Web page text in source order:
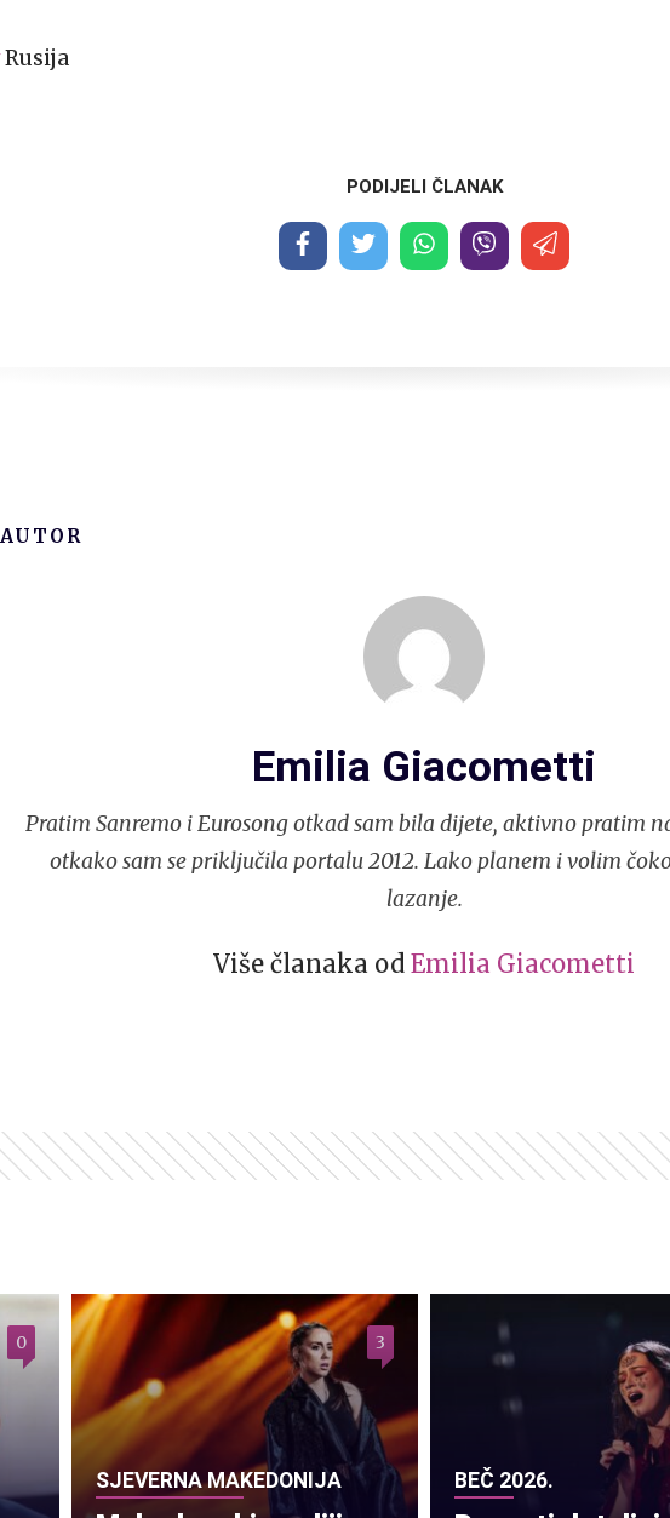
Rusija
PODIJELI ČLANAK
AUTOR
Emilia Giacometti
Pratim Sanremo i Eurosong otkad sam bila dijete, aktivno pratim
otkako sam se priključila portalu 2012. Lako planem i volim
lazanje.
Više članaka od Emilia Giacometti
0
SJEVERNA MAKEDONIJA
3
BEČ 2026.